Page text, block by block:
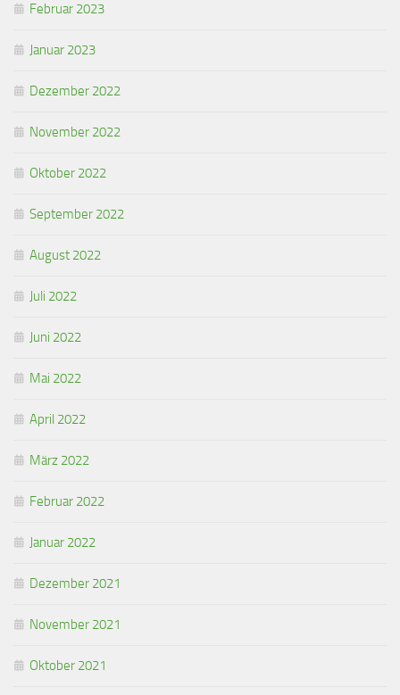
Februar 2023
Januar 2023
Dezember 2022
November 2022
Oktober 2022
September 2022
August 2022
Juli 2022
Juni 2022
Mai 2022
April 2022
März 2022
Februar 2022
Januar 2022
Dezember 2021
November 2021
Oktober 2021